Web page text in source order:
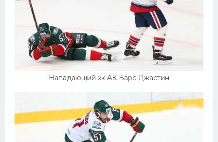
Нападающий хк АК Барс Джастин